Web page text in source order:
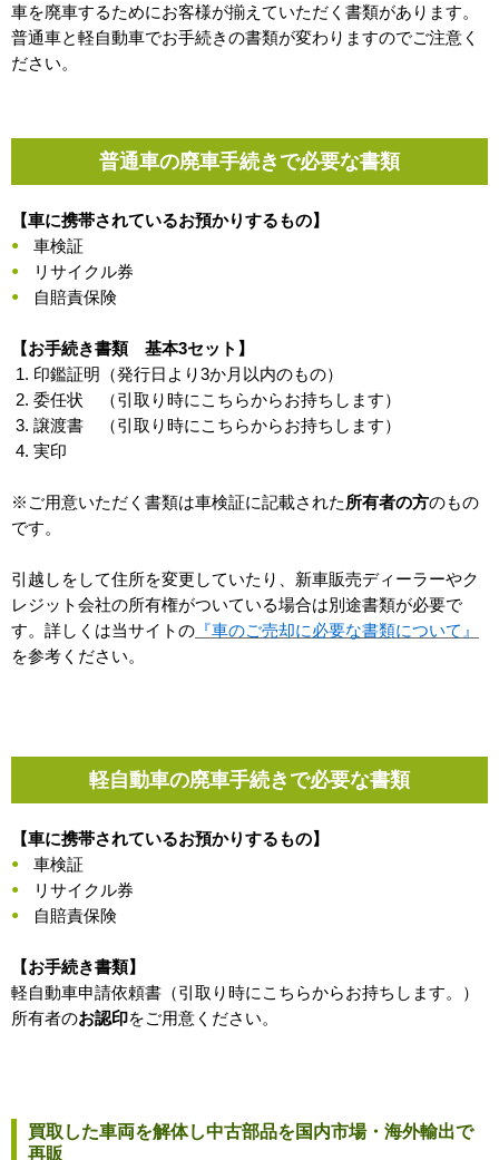
車を廃車するためにお客様が揃えていただく書類があります。
普通車と軽自動車でお手続きの書類が変わりますのでご注意く
ださい。
普通車の廃車手続きで必要な書類
【車に携帯されているお預かりするもの】
車検証
リサイクル券
自賠責保険
【お手続き書類 基本3セット】
印鑑証明（発行日より3か月以内のもの）
委任状 （引取り時にこちらからお持ちします）
譲渡書 （引取り時にこちらからお持ちします）
実印
※ご用意いただく書類は車検証に記載された所有者の方のもの
です。
引越しをして住所を変更していたり、新車販売ディーラーやク
レジット会社の所有権がついている場合は別途書類が必要で
す。詳しくは当サイトの 『車のご売却に必要な書類について』
を参考ください。
軽自動車の廃車手続きで必要な書類
【車に携帯されているお預かりするもの】
車検証
リサイクル券
自賠責保険
【お手続き書類】
軽自動車申請依頼書（引取り時にこちらからお持ちします。）
所有者のお認印をご用意ください。
買取した車両を解体し中古部品を国内市場・海外輸出で
再販